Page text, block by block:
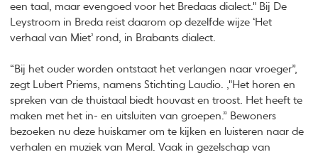
een taal, maar evengoed voor het Bredaas dialect." Bij De
Leystroom in Breda reist daarom op dezelfde wijze ‘Het
verhaal van Miet’ rond, in Brabants dialect.
“Bij het ouder worden ontstaat het verlangen naar vroeger”,
zegt Lubert Priems, namens Stichting Laudio. ,"Het horen en
spreken van de thuistaal biedt houvast en troost. Het heeft te
maken met het in- en uitsluiten van groepen.” Bewoners
bezoeken nu deze huiskamer om te kijken en luisteren naar de
verhalen en muziek van Meral. Vaak in gezelschap van